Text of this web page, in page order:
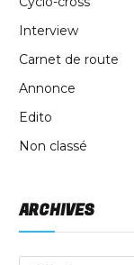
Interview
Carnet de route
Annonce
Edito
Non classé
ARCHIVES